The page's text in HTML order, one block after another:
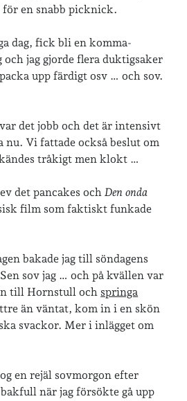
en snabb picknick.
dag, fick bli en komma-
jag gjorde flera duktigsaker
upp färdigt osv … och sov.
det jobb och det är intensivt
nu. Vi fattade också beslut om
tråkigt men klokt …
det pancakes ochDen onda
film som faktiskt funkade
bakade jag till söndagens
sov jag … och på kvällen var
till Hornstull och springa
än väntat, kom in i en skön
svackor. Mer i inlägget om
en rejäl sovmorgon efter
när jag försökte gå upp